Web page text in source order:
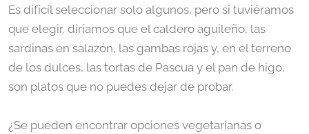
Es difícil seleccionar solo algunos, pero si tuviéramos
que elegir, diríamos que el caldero aguileño, las
sardinas en salazón, las gambas rojas y, en el terreno
de los dulces, las tortas de Pascua y el pan de higo,
son platos que no puedes dejar de probar.
¿Se pueden encontrar opciones vegetarianas o